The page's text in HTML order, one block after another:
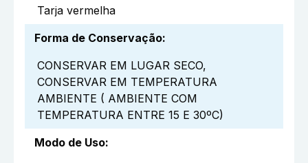
Tarja vermelha
Forma de Conservação:
CONSERVAR EM LUGAR SECO,
CONSERVAR EM TEMPERATURA
AMBIENTE ( AMBIENTE COM
TEMPERATURA ENTRE 15 E 30ºC)
Modo de Uso: